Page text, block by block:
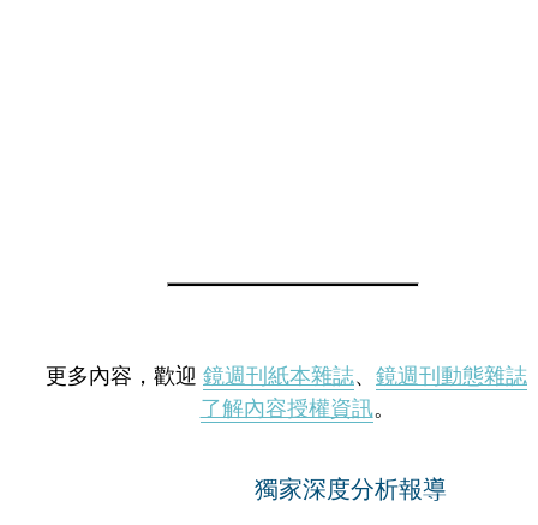
更多內容，歡迎 鏡週刊紙本雜誌、 鏡週刊動態雜誌
了解內容授權資訊。
獨家深度分析報導